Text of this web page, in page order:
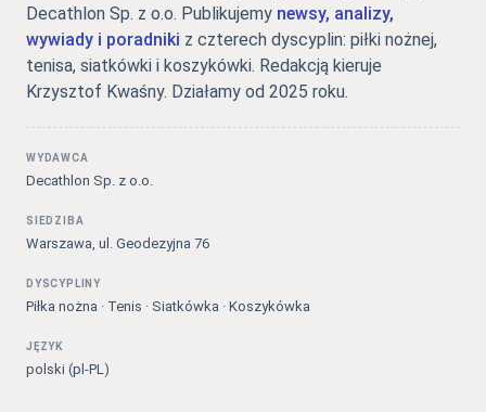
Decathlon Sp. z o.o. Publikujemy newsy, analizy,
wywiady i poradniki z czterech dyscyplin: piłki nożnej,
tenisa, siatkówki i koszykówki. Redakcją kieruje
Krzysztof Kwaśny. Działamy od 2025 roku.
WYDAWCA
Decathlon Sp. z o.o.
SIEDZIBA
Warszawa, ul. Geodezyjna 76
DYSCYPLINY
Piłka nożna · Tenis · Siatkówka · Koszykówka
JĘZYK
polski (pl-PL)